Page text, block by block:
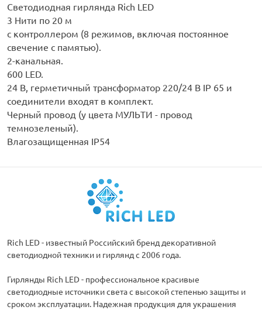
Светодиодная гирлянда Rich LED
3 Нити по 20 м
с контроллером (8 режимов, включая постоянное
свечение с памятью).
2-канальная.
600 LED.
24 B, герметичный трансформатор 220/24 В IP 65 и
соединители входят в комплект.
Черный провод (у цвета МУЛЬТИ - провод
темнозеленый).
Влагозащищенная IP54
Rich LED - известный Российский бренд декоративной
светодиодной техники и гирлянд с 2006 года.
Гирлянды Rich LED - профессиональное красивые
светодиодные источники света с высокой степенью защиты и
сроком эксплуатации. Надежная продукция для украшения